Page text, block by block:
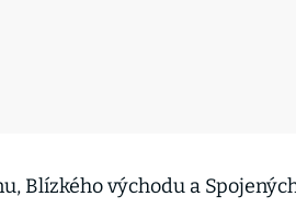
Blízkého východu a